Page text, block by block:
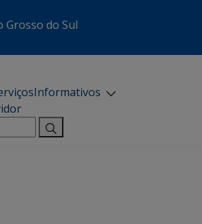
Grosso do Sul
Informativos